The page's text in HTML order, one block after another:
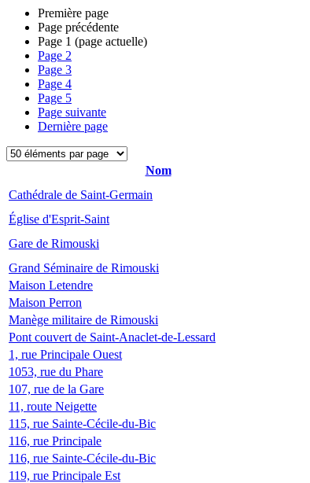
Première page
Page précédente
Page 1 (page actuelle)
Page 2
Page 3
Page 4
Page 5
Page suivante
Dernière page
Nom
Cathédrale de Saint-Germain
Église d'Esprit-Saint
Gare de Rimouski
Grand Séminaire de Rimouski
Maison Letendre
Maison Perron
Manège militaire de Rimouski
Pont couvert de Saint-Anaclet-de-Lessard
1, rue Principale Ouest
1053, rue du Phare
107, rue de la Gare
11, route Neigette
115, rue Sainte-Cécile-du-Bic
116, rue Principale
116, rue Sainte-Cécile-du-Bic
119, rue Principale Est